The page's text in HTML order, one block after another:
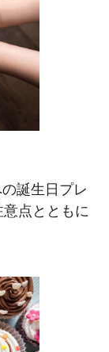
誕生日プレ
点とともに